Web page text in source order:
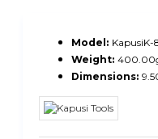
Model: KapusiK-
Weight:
Dimensions: